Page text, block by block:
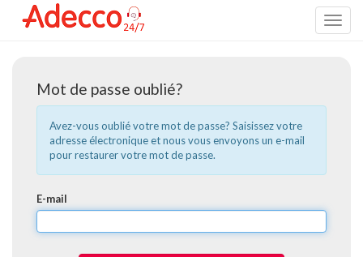
Mot de passe oublié?
Avez-vous oublié votre mot de passe? Saisissez votre
adresse électronique et nous vous envoyons un e-mail
pour restaurer votre mot de passe.
E-mail